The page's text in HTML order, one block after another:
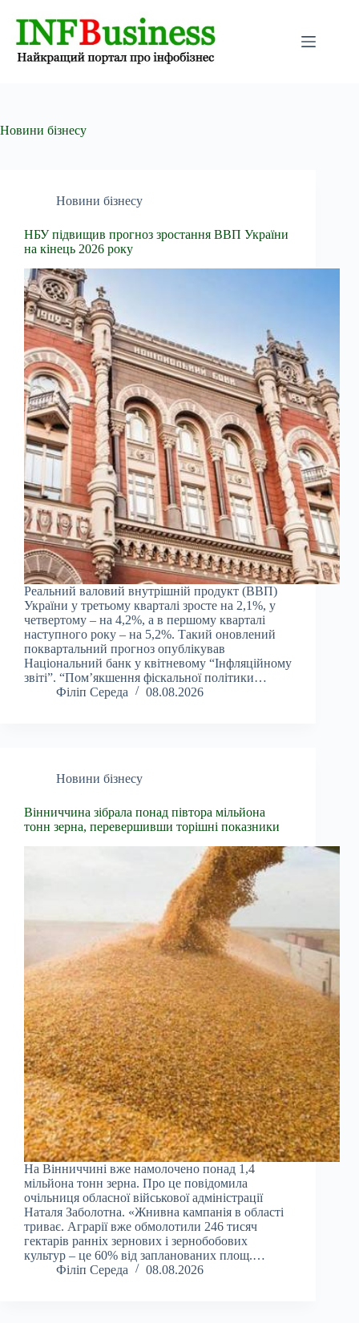
Новини бізнесу
Новини бізнесу
НБУ підвищив прогноз зростання ВВП України
на кінець 2026 року
Реальний валовий внутрішній продукт (ВВП)
України у третьому кварталі зросте на 2,1%, у
четвертому – на 4,2%, а в першому кварталі
наступного року – на 5,2%. Такий оновлений
поквартальний прогноз опублікував
Національний банк у квітневому “Інфляційному
звіті”. “Пом’якшення фіскальної політики…
Філіп Середа
08.08.2026
Новини бізнесу
Вінниччина зібрала понад півтора мільйона
тонн зерна, перевершивши торішні показники
На Вінниччині вже намолочено понад 1,4
мільйона тонн зерна. Про це повідомила
очільниця обласної військової адміністрації
Наталя Заболотна. «Жнивна кампанія в області
триває. Аграрії вже обмолотили 246 тисяч
гектарів ранніх зернових і зернобобових
культур – це 60% від запланованих площ.…
Філіп Середа
08.08.2026